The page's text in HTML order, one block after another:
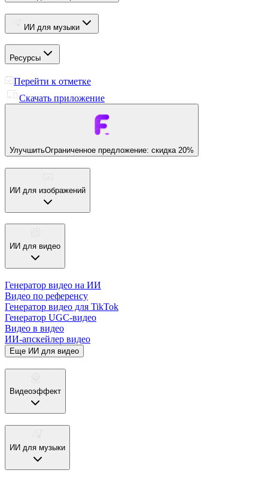
ИИ для музыки
Ресурсы
Перейти к отметке
Скачать приложение
УлучшитьОграниченное предложение: скидка 20%
ИИ для изображений
ИИ для видео
Генератор видео на ИИ
Видео по референсу
Генератор видео для TikTok
Генератор UGC-видео
Видео в видео
ИИ-апскейлер видео
Еще ИИ для видео
Видеоэффект
ИИ для музыки